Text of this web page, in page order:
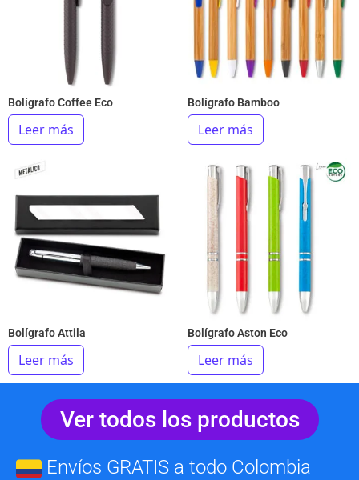
Bolígrafo Coffee Eco
Leer más
Bolígrafo Bamboo
Leer más
Bolígrafo Attila
Leer más
Bolígrafo Aston Eco
Leer más
Ver todos los productos
Envíos GRATIS a todo Colombia